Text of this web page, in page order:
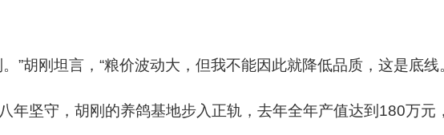
”胡刚坦言，“粮价波动大，但我不能因此就降低品质，这是底线
八年坚守，胡刚的养鸽基地步入正轨，去年全年产值达到180万元